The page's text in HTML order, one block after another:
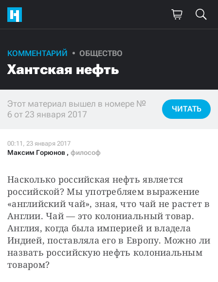
КОММЕНТАРИЙ ОБЩЕСТВО
Хантская нефть
Этот материал вышел в номере №
6 от 23 января 2017
ЧИТАТЬ
Максим Горюнов , философ
Насколько российская нефть является
российской? Мы употребляем выражение
«английский чай», зная, что чай не растет в
Англии. Чай — это колониальный товар.
Англия, когда была империей и владела
Индией, поставляла его в Европу. Можно ли
назвать российскую нефть колониальным
товаром?
Поддержите
нашу работу!
Ежемесячно Разово
3000
500
Нажимая кнопку «Стать соучастником»,
я принимаю
и подтверждаю свое гражданство РФ
СТАТЬ СОУЧАСТНИКОМ
ПОДЕЛИТЬСЯ С ДРУЗЬЯМИ
Если у вас есть вопросы, пишите donate@novayagazeta.ruили
звоните:
+7 (929) 612-03-68